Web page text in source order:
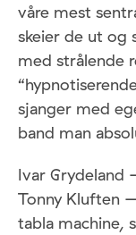
våre mest
skeier de ut og
med strålende
sjanger med
band man
Ivar Grydeland
Tonny Kluften
tabla machine,